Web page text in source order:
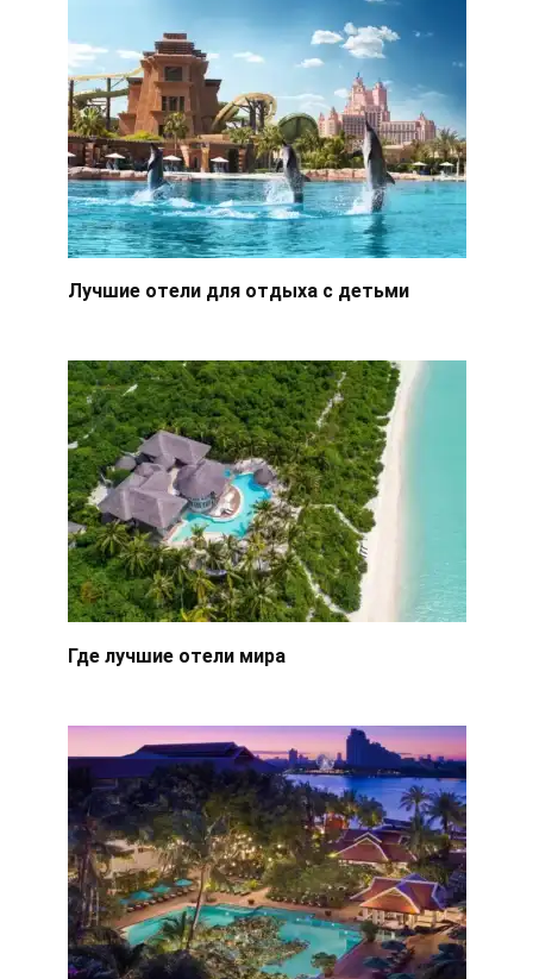
Лучшие отели для отдыха с детьми
Где лучшие отели мира